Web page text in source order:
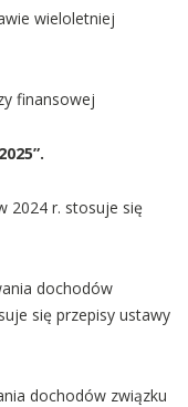
wieloletniej
finansowej
2024 r. stosuje się
dochodów
się przepisy ustawy
dochodów związku